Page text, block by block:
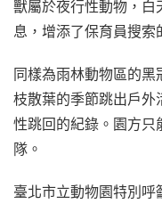
獸屬於夜行性動物，白
息，增添了保育員搜索
同樣為雨林動物區的黑
枝散葉的季節跳出戶外
性跳回的紀錄。園方只
隊。
臺北市立動物園特別